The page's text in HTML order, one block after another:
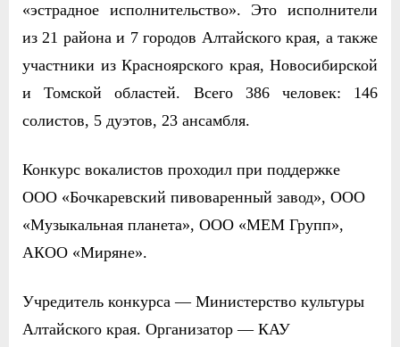
«эстрадное исполнительство». Это исполнители
из 21 района и 7 городов Алтайского края, а также
участники из Красноярского края, Новосибирской
и Томской областей. Всего 386 человек: 146
солистов, 5 дуэтов, 23 ансамбля.
Конкурс вокалистов проходил при поддержке
ООО «Бочкаревский пивоваренный завод», ООО
«Музыкальная планета», ООО «МЕМ Групп»,
АКОО «Миряне».
Учредитель конкурса — Министерство культуры
Алтайского края. Организатор — КАУ